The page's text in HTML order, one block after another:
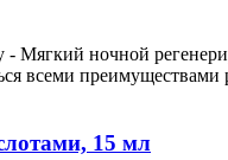
ночной
всеми
15 мл